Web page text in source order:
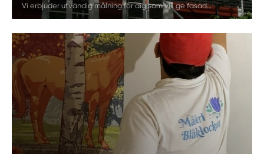
Vi erbjuder utvändig målning för dig som vill ge fasaden ett hållbart skydd och ett snyggt helhetsintryck. Våra målare arbetar med beprövade metoder, kvalitetsfärger och noggrann förbehandling för att säkerställa ett långvarigt resultat som står emot väder och vind.